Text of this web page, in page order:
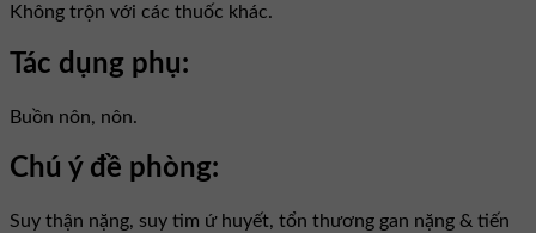
Không trộn với các thuốc khác.
Tác dụng phụ:
Buồn nôn, nôn.
Chú ý đề phòng:
Suy thận nặng, suy tim ứ huyết, tổn thương gan nặng & tiến